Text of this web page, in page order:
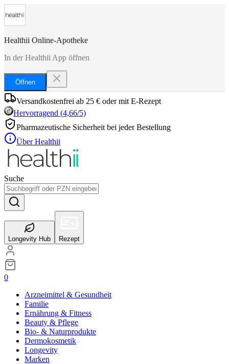
Healthii Online-Apotheke
In der Healthii App öffnen
Öffnen
Versandkostenfrei ab 25 € oder mit E-Rezept
Hervorragend (4,66/5)
Pharmazeutische Sicherheit bei jeder Bestellung
Über Healthii
Suche
Longevity Hub Rezept
0
Arzneimittel & Gesundheit
Familie
Ernährung & Fitness
Beauty & Pflege
Bio- & Naturprodukte
Dermokosmetik
Longevity
Marken